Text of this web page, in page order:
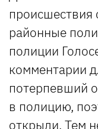
происшествия
районные
полиции
комментарии
потерпевший
в полицию,
открыли. Тем